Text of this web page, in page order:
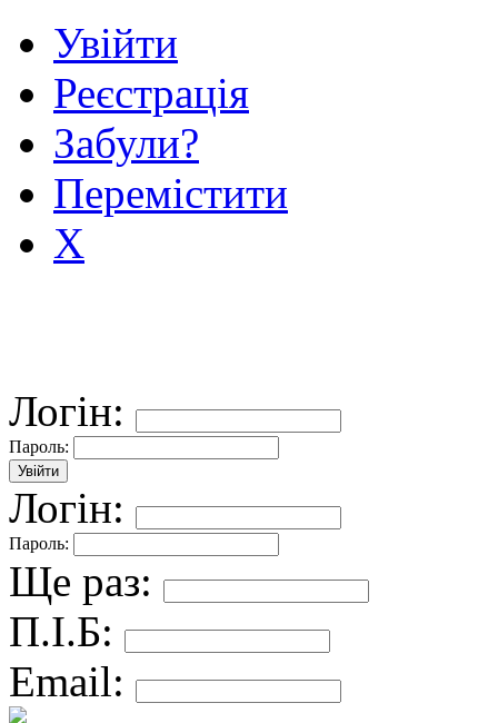
Увійти
Реєстрація
Забули?
Перемістити
X
Логін:
Пароль:
Логін:
Пароль:
Ще раз:
П.І.Б:
Email: